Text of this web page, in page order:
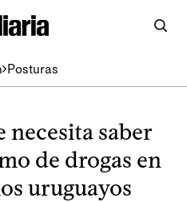
Posturas
necesita saber
de drogas en
uruguayos